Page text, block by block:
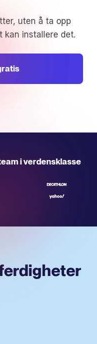
uten å ta opp
kan installere det.
i verdensklasse